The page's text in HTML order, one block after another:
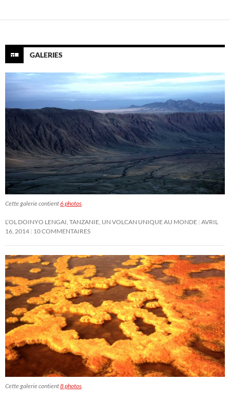
GALERIES
Cette galerie contient6 photos.
L’OL DOINYO LENGAI, TANZANIE, UN VOLCAN UNIQUE AU MONDE AVRIL
16, 2014 10 COMMENTAIRES
Cette galerie contient8 photos.